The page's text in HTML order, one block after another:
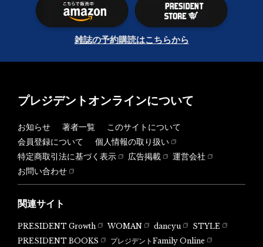
雑誌の予約購読はこちらから
プレジデントオンラインについて
お知らせ 著者一覧
このサイトについて
会員登録について
個人情報の取り扱い
特定商取引法に基づく表示
広告掲載
運営会社
お問い合わせ
関連サイト
PRESIDENT Growth WOMAN dancyu
STYLE
PRESIDENT BOOKS
プレジデントFamily Online